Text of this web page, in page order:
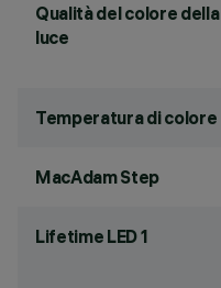
Qualità del colore della
luce
Temperatura di colore
MacAdam Step
Lifetime LED 1